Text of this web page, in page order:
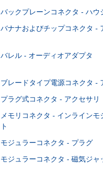
バックプレーンコネクタ - ハウ
バナナおよびチップコネクタ -
バレル - オーディオアダプタ
ブレードタイプ電源コネクタ -
プラグ式コネクタ - アクセサリ
メモリコネクタ - インラインモ
ト
モジュラーコネクタ - プラグ
モジュラーコネクタ - 磁気ジャ